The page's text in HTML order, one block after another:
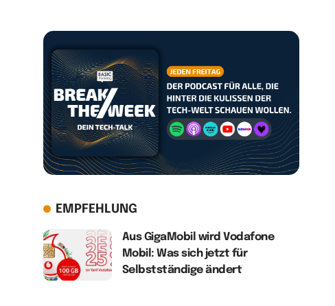
EMPFEHLUNG
Aus GigaMobil wird Vodafone
Mobil: Was sich jetzt für
Selbstständige ändert